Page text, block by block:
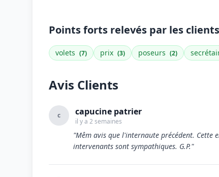
Points forts relevés par les clients
volets (7) prix (3) poseurs (2)
Avis Clients
c capucine patrier
il y a 2 semaines
"Mêm avis que l'internaute précédent.
intervenants sont sympathiques. G.P."